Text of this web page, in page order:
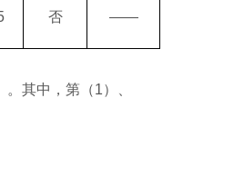
否 ——
其中，第（1）、